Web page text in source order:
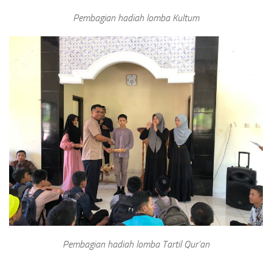
Pembagian hadiah lomba Kultum
Pembagian hadiah lomba Tartil Qur’an